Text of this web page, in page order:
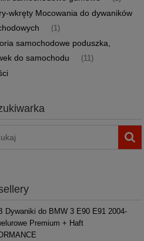
wkręty Mocowania do dywaników
(1)
samochodowe poduszka,
do samochodu
(11)
Dywaniki do BMW 3 E90 E91 2004-
Premium + Haft